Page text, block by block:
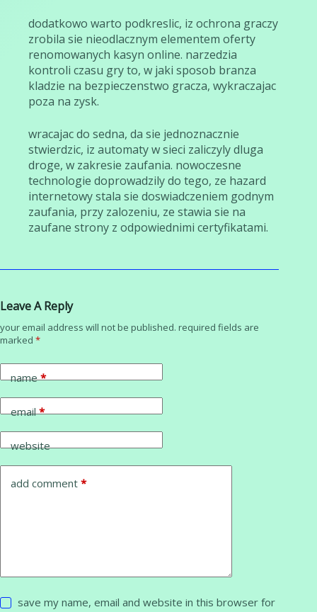
dodatkowo warto podkreslic, iz ochrona graczy
zrobila sie nieodlacznym elementem oferty
renomowanych kasyn online. narzedzia
kontroli czasu gry to, w jaki sposob branza
kladzie na bezpieczenstwo gracza, wykraczajac
poza na zysk.
wracajac do sedna, da sie jednoznacznie
stwierdzic, iz automaty w sieci zaliczyly dluga
droge, w zakresie zaufania. nowoczesne
technologie doprowadzily do tego, ze hazard
internetowy stala sie doswiadczeniem godnym
zaufania, przy zalozeniu, ze stawia sie na
zaufane strony z odpowiednimi certyfikatami.
Leave A Reply
your email address will not be published. required fields are
marked *
name*
email*
website
add comment *
save my name, email and website in this browser for